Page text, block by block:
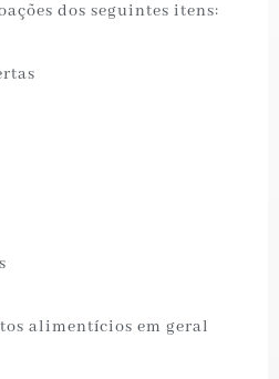
dos seguintes itens:
alimentícios em geral